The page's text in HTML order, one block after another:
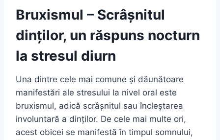
Bruxismul – Scrâșnitul
dinților, un răspuns nocturn
la stresul diurn
Una dintre cele mai comune și dăunătoare
manifestări ale stresului la nivel oral este
bruxismul, adică scrâșnitul sau încleștarea
involuntară a dinților. De cele mai multe ori,
acest obicei se manifestă în timpul somnului,